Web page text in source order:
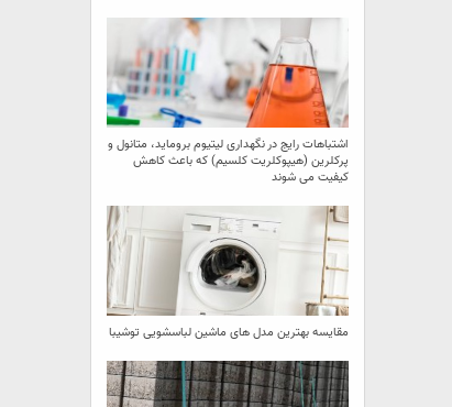
اشتباهات رایج در نگهداری لیتیوم بروماید، متانول و
پرکلرین (هیپوکلریت کلسیم) که باعث کاهش
کیفیت می‌ شوند
مقایسه بهترین مدل ‌های ماشین لباسشویی توشیبا